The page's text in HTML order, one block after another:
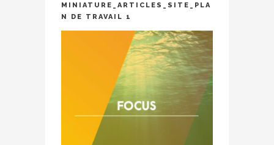
MINIATURE_ARTICLES_SITE_PLA
N DE TRAVAIL 1